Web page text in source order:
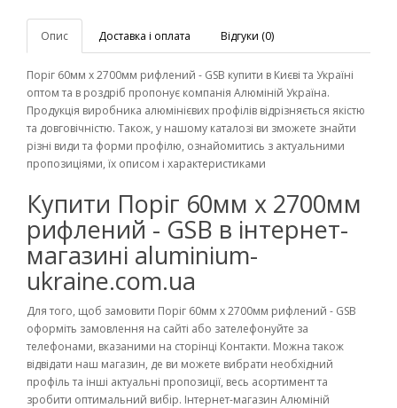
Опис Доставка і оплата Відгуки (0)
Поріг 60мм х 2700мм рифлений - GSB купити в Києві та Україні
оптом та в роздріб пропонує компанія Алюміній Україна.
Продукція виробника алюмінієвих профілів відрізняється якістю
та довговічністю. Також, у нашому каталозі ви зможете знайти
різні види та форми профілю, ознайомитись з актуальними
пропозиціями, їх описом і характеристиками
Купити Поріг 60мм х 2700мм
рифлений - GSB в інтернет-
магазині aluminium-
ukraine.com.ua
Для того, щоб замовити Поріг 60мм х 2700мм рифлений - GSB
оформіть замовлення на сайті або зателефонуйте за
телефонами, вказаними на сторінці Контакти. Можна також
відвідати наш магазин, де ви можете вибрати необхідний
профіль та інші актуальні пропозиції, весь асортимент та
зробити оптимальний вибір. Інтернет-магазин Алюміній